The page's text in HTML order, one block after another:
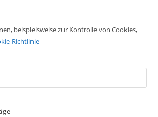
beispielsweise zur Kontrolle von Cookies,
Richtlinie